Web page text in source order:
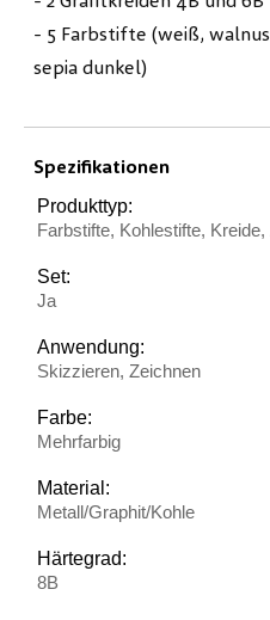
- 5 Farbstifte (weiß,
sepia dunkel)
Spezifikationen
Produkttyp:
Farbstifte, Kohlestifte,
Set:
Ja
Anwendung:
Skizzieren, Zeichnen
Farbe:
Mehrfarbig
Material:
Metall/Graphit/Kohle
Härtegrad:
8B